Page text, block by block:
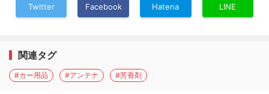
Twitter Facebook Hatena LINE
関連タグ
#カー用品 #アンテナ #芳香剤